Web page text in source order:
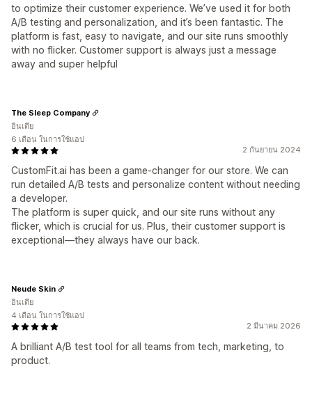
to optimize their customer experience. We’ve used it for both
A/B testing and personalization, and it’s been fantastic. The
platform is fast, easy to navigate, and our site runs smoothly
with no flicker. Customer support is always just a message
away and super helpful
2 กันยายน 2024
CustomFit.ai has been a game-changer for our store. We can
run detailed A/B tests and personalize content without needing
a developer.
The platform is super quick, and our site runs without any
flicker, which is crucial for us. Plus, their customer support is
exceptional—they always have our back.
The Sleep Company
อินเดีย
6 เดือน ในการใช้แอป
2 มีนาคม 2026
A brilliant A/B test tool for all teams from tech, marketing, to
product.
Neude Skin
อินเดีย
4 เดือน ในการใช้แอป